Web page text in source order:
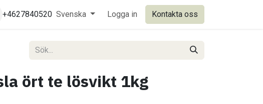
+4627840520 Svenska Logga in Kontakta oss
ört te lösvikt 1kg